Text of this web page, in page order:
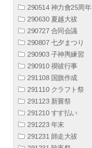
290514 神力會25周年
290630 夏越大祓
290727 合同会議
290807 七夕まつり
290903 子神輿練習
290910 禊祓行事
291108 国旗作成
291110 クラフト祭
291123 新嘗祭
291210 すす払い
291223 年末
291231 師走大祓